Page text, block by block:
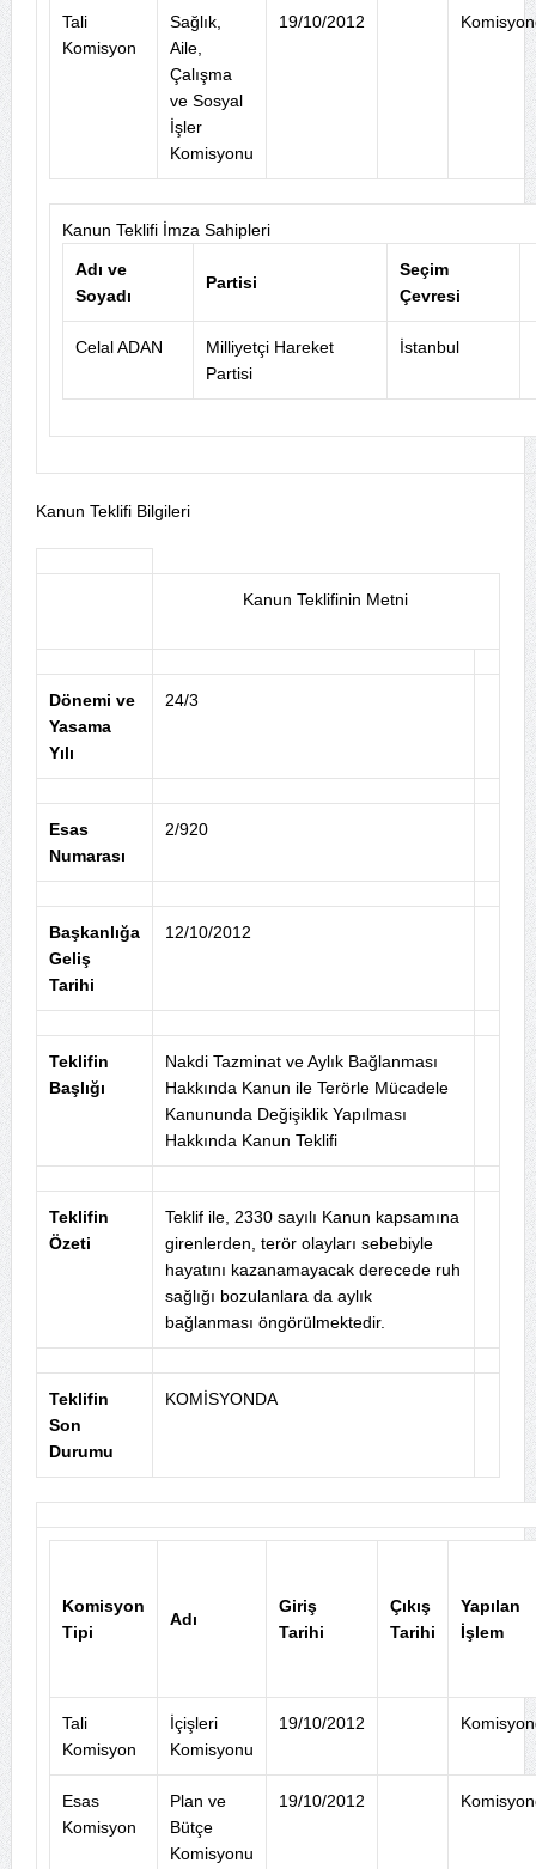
Tali
Komisyon
Sağlık,
Aile,
Çalışma
ve Sosyal
İşler
Komisyonu
19/10/2012
Kanun Teklifi İmza Sahipleri
Adı ve
Soyadı
Partisi
Seçim
Çevresi
Celal ADAN
Milliyetçi Hareket
Partisi
İstanbul
Kanun Teklifi Bilgileri
Kanun Teklifinin Metni
Dönemi ve
Yasama
Yılı
24/3
Esas
Numarası
2/920
Başkanlığa
Geliş
Tarihi
12/10/2012
Teklifin
Başlığı
Nakdi Tazminat ve Aylık Bağlanması
Hakkında Kanun ile Terörle Mücadele
Kanununda Değişiklik Yapılması
Hakkında Kanun Teklifi
Teklifin
Özeti
Teklif ile, 2330 sayılı Kanun kapsamına
girenlerden, terör olayları sebebiyle
hayatını kazanamayacak derecede ruh
sağlığı bozulanlara da aylık
bağlanması öngörülmektedir.
Teklifin
Son
Durumu
KOMİSYONDA
Komisyon
Tipi
Adı
Giriş
Tarihi
Çıkış
Tarihi
Yapılan
İşlem
Tali
Komisyon
İçişleri
Komisyonu
19/10/2012
Esas
Komisyon
Plan ve
Bütçe
Komisyonu
19/10/2012